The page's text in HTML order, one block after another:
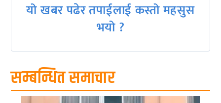
यो खबर पढेर तपाईलाई कस्तो महसुस
भयो ?
सम्बन्धित समाचार